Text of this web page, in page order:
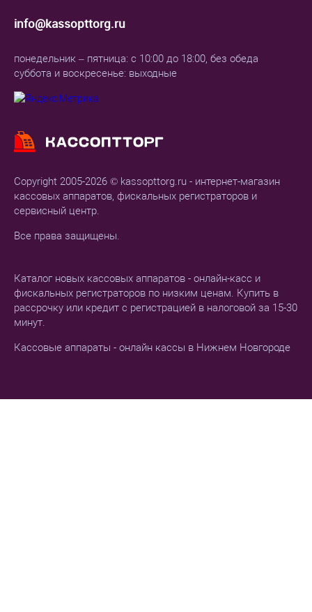
Copyright 2005-2026 © kassopttorg.ru - интернет-магазин
кассовых аппаратов, фискальных регистраторов и
сервисный центр.
Все права защищены.
Каталог новых кассовых аппаратов - онлайн-касс и
фискальных регистраторов по низким ценам. Купить в
рассрочку или кредит с регистрацией в налоговой за 15-30
минут.
Кассовые аппараты - онлайн кассы в Нижнем Новгороде
info@kassopttorg.ru
понедельник – пятница: с 10:00 до 18:00, без обеда
суббота и воскресенье: выходные